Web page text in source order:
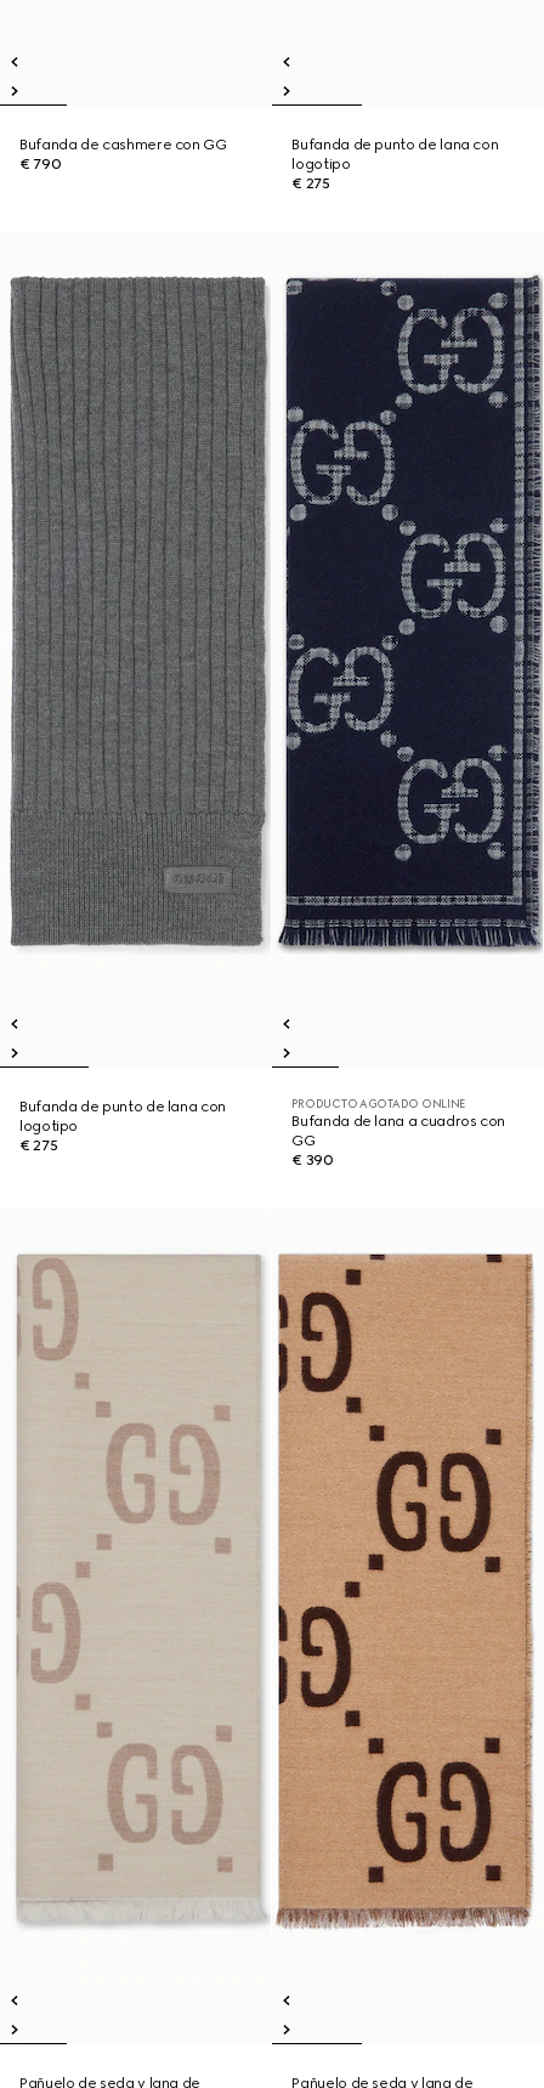
Bufanda de cashmere con GG
€ 790
Bufanda de punto de lana con
logotipo
€ 275
Bufanda de punto de lana con
logotipo
€ 275
PRODUCTO AGOTADO ONLINE
Bufanda de lana a cuadros con
GG
€ 390
Pañuelo de seda y lana de Pañuelo de seda y lana de